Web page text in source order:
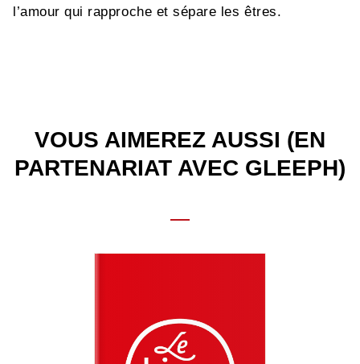
l’amour qui rapproche et sépare les êtres.
VOUS AIMEREZ AUSSI (EN
PARTENARIAT AVEC GLEEPH)